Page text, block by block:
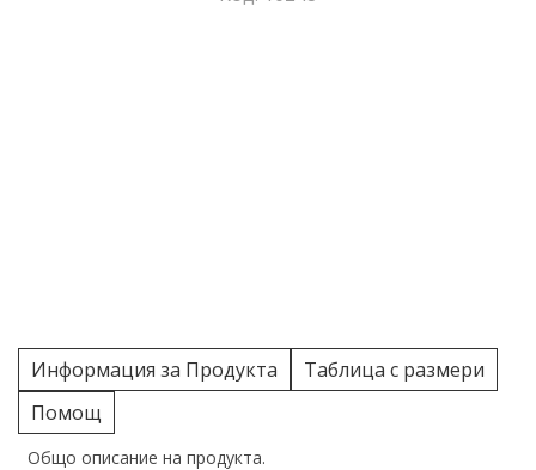
Информация за Продукта
Таблица с размери
Помощ
Общо описание на продукта.